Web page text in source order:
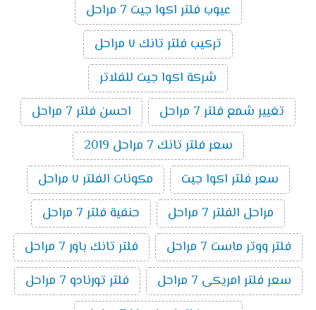
عيوب فلتر اكوا جيت 7 مراحل
تركيب فلتر تانك ٧ مراحل
شركة اكوا جيت للفلاتر
تغيير شمع فلتر 7 مراحل
احسن فلتر 7 مراحل
سعر فلتر تانك 7 مراحل 2019
سعر فلتر اكوا جيت
مكونات الفلتر ٧ مراحل
مراحل الفلتر 7 مراحل
حنفية فلتر 7 مراحل
فلتر ووتر ماست 7 مراحل
فلتر تانك باور 7 مراحل
سعر فلتر امريكى 7 مراحل
فلتر تورنادو 7 مراحل